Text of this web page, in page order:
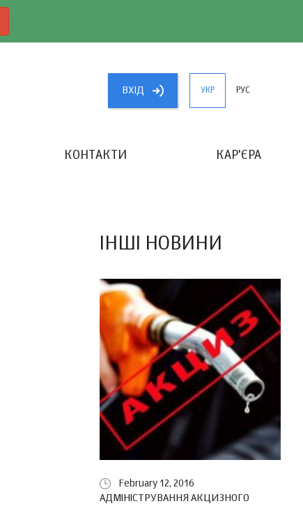
ВХIД УКР РУС
КОНТАКТИ КАР'ЄРА
ІНШІ НОВИНИ
February 12, 2016
АДМІНІСТРУВАННЯ АКЦИЗНОГО